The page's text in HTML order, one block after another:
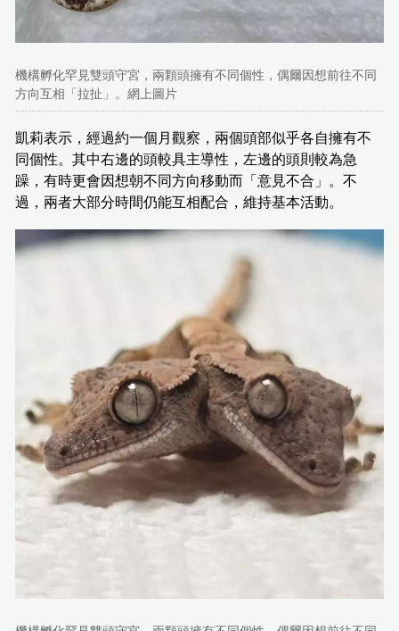
機構孵化罕見雙頭守宮，兩顆頭擁有不同個性，偶爾因想前往不同
方向互相「拉扯」。網上圖片
凱莉表示，經過約一個月觀察，兩個頭部似乎各自擁有不
同個性。其中右邊的頭較具主導性，左邊的頭則較為急
躁，有時更會因想朝不同方向移動而「意見不合」。不
過，兩者大部分時間仍能互相配合，維持基本活動。